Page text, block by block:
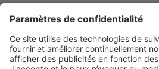
Informations personnelles
Commandes